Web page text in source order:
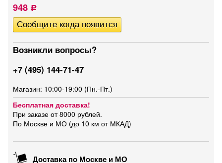
948 Р
Возникли вопросы?
+7 (495) 144-71-47
Магазин: 10:00-19:00 (Пн.-Пт.)
Бесплатная доставка!
При заказе от 8000 рублей.
По Москве и МО (до 10 км от МКАД)
Доставка по Москве и МО